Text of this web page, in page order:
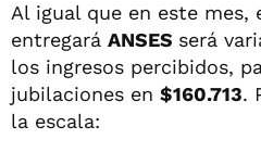
Al igual que en este
entregará ANSES será
los ingresos percibidos,
jubilaciones en $160.713.
la escala: